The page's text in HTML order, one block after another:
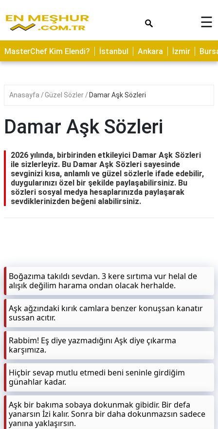
ASTROLOJİ
SAĞLIK
YERLER
NEDİR
KAMP
ALANLARI
HAMİLELİK
☰
MasterChef Kim Elendi? İstanbul Ankara İzmir
Anasayfa Güzel Sözler Damar Aşk Sözleri
Damar Aşk Sözleri
2026 yılında, birbirinden etkileyici Damar Aşk Sözleri
ile sizlerleyiz. Bu Damar Aşk Sözleri sayesinde
sevginizi kısa, anlamlı ve güzel sözlerle ifade edebilir,
duygularınızı özel bir şekilde paylaşabilirsiniz. Bu
sözleri sosyal medya hesaplarınızda paylaşarak
sevdiklerinizden beğeni alabilirsiniz.
Boğazıma takıldı sevdan. 3 kere sırtıma vur helal de
alışık değilim harama ondan olacak herhalde.
Aşk ağzındaki kırık camlara benzer konuşsan kanatır
sussan acıtır.
Rabbim! Eş diye yazmadığını Aşk diye çıkarma
karşımıza.
Hiçbir sevap mutlu etmedi beni seninle girdiğim
günahlar kadar.
Aşk bir bakıma sobaya dokunmak gibidir. Bir defa
yanarsın İzi kalır. Sonra bir daha dokunmazsın sadece
yanına yaklaşırsın.